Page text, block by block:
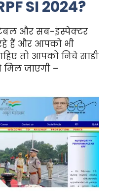
SI 2024?
और सब-इंस्पेक्टर
हैं और आपको भी
तो आपको निचे साडी
जाएगी –